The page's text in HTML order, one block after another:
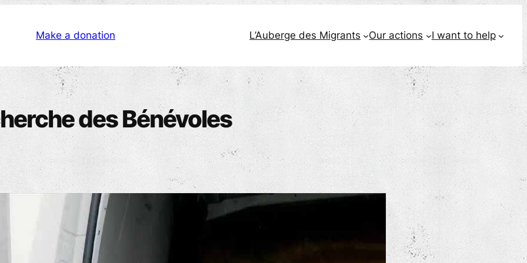
Make a donation L’Auberge des Migrants Our actions I want to help
des Bénévoles